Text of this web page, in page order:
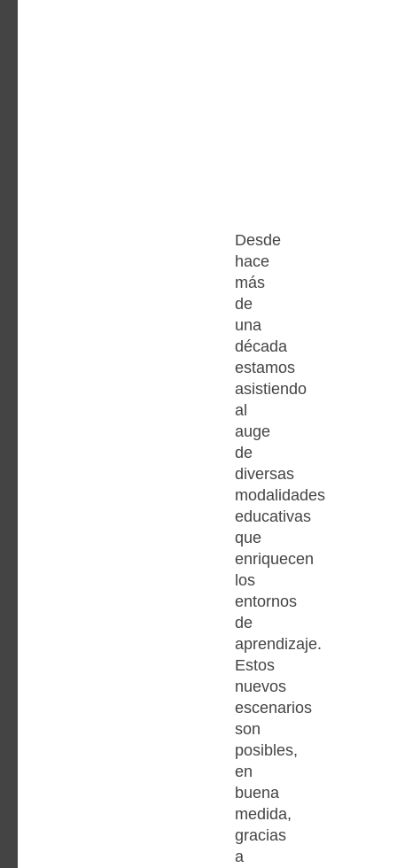
Desde
hace
más
de
una
década
estamos
asistiendo
al
auge
de
diversas
modalidades
educativas
que
enriquecen
los
entornos
de
aprendizaje.
Estos
nuevos
escenarios
son
posibles,
en
buena
medida,
gracias
a